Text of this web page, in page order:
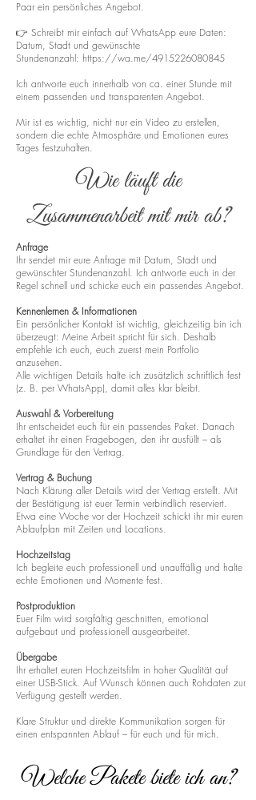
Paar ein persönliches Angebot.
👉 Schreibt mir einfach auf WhatsApp eure Daten:
Datum, Stadt und gewünschte
Stundenanzahl: https://wa.me/4915226080845
Ich antworte euch innerhalb von ca. einer Stunde mit
einem passenden und transparenten Angebot.
Mir ist es wichtig, nicht nur ein Video zu erstellen,
sondern die echte Atmosphäre und Emotionen eures
Tages festzuhalten.
Wie läuft die
Zusammenarbeit mit mir ab?
Anfrage
Ihr sendet mir eure Anfrage mit Datum, Stadt und
gewünschter Stundenanzahl. Ich antworte euch in der
Regel schnell und schicke euch ein passendes Angebot.
Kennenlernen & Informationen
Ein persönlicher Kontakt ist wichtig, gleichzeitig bin ich
überzeugt: Meine Arbeit spricht für sich. Deshalb
empfehle ich euch, euch zuerst mein Portfolio
anzusehen.
Alle wichtigen Details halte ich zusätzlich schriftlich fest
(z. B. per WhatsApp), damit alles klar bleibt.
Auswahl & Vorbereitung
Ihr entscheidet euch für ein passendes Paket. Danach
erhaltet ihr einen Fragebogen, den ihr ausfüllt – als
Grundlage für den Vertrag.
Vertrag & Buchung
Nach Klärung aller Details wird der Vertrag erstellt. Mit
der Bestätigung ist euer Termin verbindlich reserviert.
Etwa eine Woche vor der Hochzeit schickt ihr mir euren
Ablaufplan mit Zeiten und Locations.
Hochzeitstag
Ich begleite euch professionell und unauffällig und halte
echte Emotionen und Momente fest.
Postproduktion
Euer Film wird sorgfältig geschnitten, emotional
aufgebaut und professionell ausgearbeitet.
Übergabe
Ihr erhaltet euren Hochzeitsfilm in hoher Qualität auf
einer USB-Stick. Auf Wunsch können auch Rohdaten zur
Verfügung gestellt werden.
Klare Struktur und direkte Kommunikation sorgen für
einen entspannten Ablauf – für euch und für mich.
Welche Pakete biete ich an?